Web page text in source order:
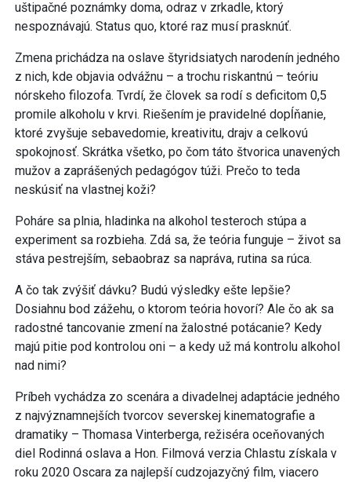
uštipačné poznámky doma, odraz v zrkadle, ktorý
nespoznávajú. Status quo, ktoré raz musí prasknúť.
Zmena prichádza na oslave štyridsiatych narodenín jedného
z nich, kde objavia odvážnu – a trochu riskantnú – teóriu
nórskeho filozofa. Tvrdí, že človek sa rodí s deficitom 0,5
promile alkoholu v krvi. Riešením je pravidelné dopĺňanie,
ktoré zvyšuje sebavedomie, kreativitu, drajv a celkovú
spokojnosť. Skrátka všetko, po čom táto štvorica unavených
mužov a zaprášených pedagógov túži. Prečo to teda
neskúsiť na vlastnej koži?
Poháre sa plnia, hladinka na alkohol testeroch stúpa a
experiment sa rozbieha. Zdá sa, že teória funguje – život sa
stáva pestrejším, sebaobraz sa napráva, rutina sa rúca.
A čo tak zvýšiť dávku? Budú výsledky ešte lepšie?
Dosiahnu bod zážehu, o ktorom teória hovorí? Ale čo ak sa
radostné tancovanie zmení na žalostné potácanie? Kedy
majú pitie pod kontrolou oni – a kedy už má kontrolu alkohol
nad nimi?
Príbeh vychádza zo scenára a divadelnej adaptácie jedného
z najvýznamnejších tvorcov severskej kinematografie a
dramatiky – Thomasa Vinterberga, režiséra oceňovaných
diel Rodinná oslava a Hon. Filmová verzia Chlastu získala v
roku 2020 Oscara za najlepší cudzojazyčný film, viacero